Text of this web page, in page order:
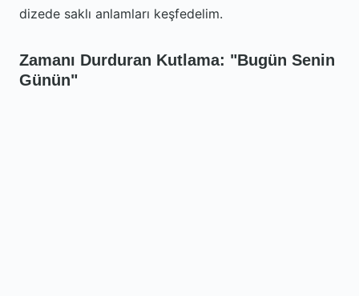
dizede saklı anlamları keşfedelim.
Zamanı Durduran Kutlama: "Bugün Senin
Günün"